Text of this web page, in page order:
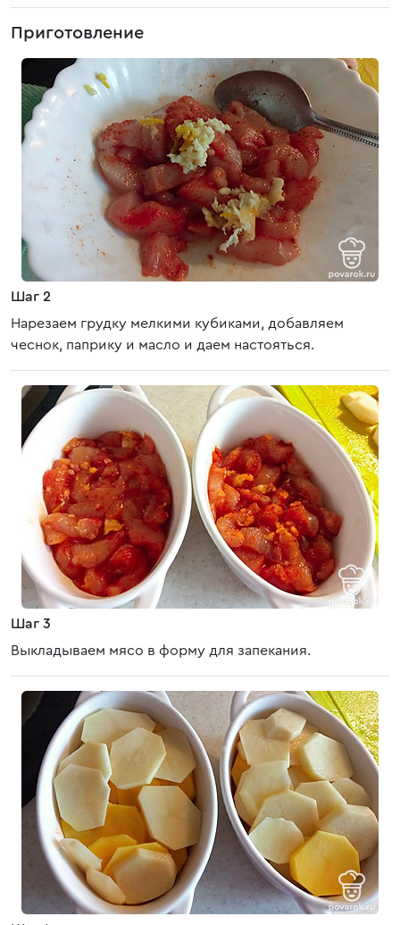
Приготовление
Шаг 2
Нарезаем грудку мелкими кубиками, добавляем
чеснок, паприку и масло и даем настояться.
Шаг 3
Выкладываем мясо в форму для запекания.